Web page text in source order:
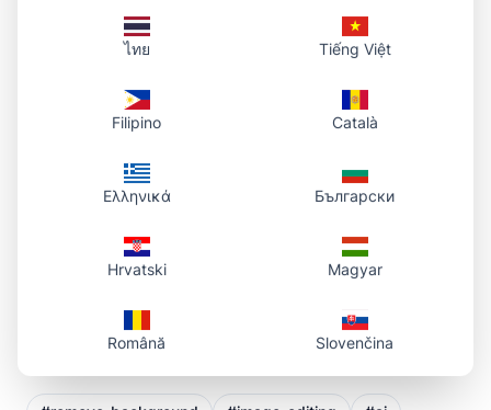
사진을 URL로
– 이미지를 링크로 변환
원형 자르기
– 원형 이미지 만들기
둥근 모서리
마지막 업데이트: 2026년 3월
ไทย Tiếng Việt
Filipino Català
Ελληνικά Български
Hrvatski Magyar
Română Slovenčina